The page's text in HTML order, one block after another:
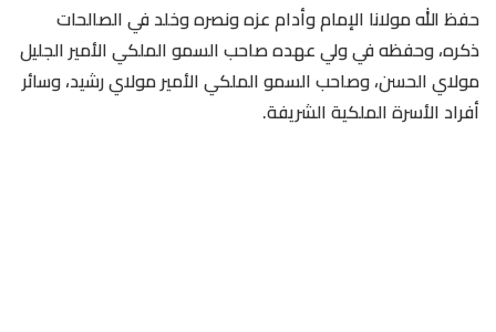
حفظ الله مولانا الإمام وأدام عزه ونصره وخلد في الصالحات
ذكره، وحفظه في ولي عهده صاحب السمو الملكي الأمير الجليل
مولاي الحسن، وصاحب السمو الملكي الأمير مولاي رشيد، وسائر
أفراد الأسرة الملكية الشريفة.